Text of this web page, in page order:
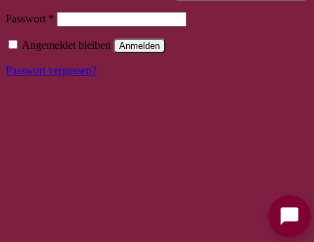
Passwort *
Angemeldet bleiben Anmelden
Passwort vergessen?